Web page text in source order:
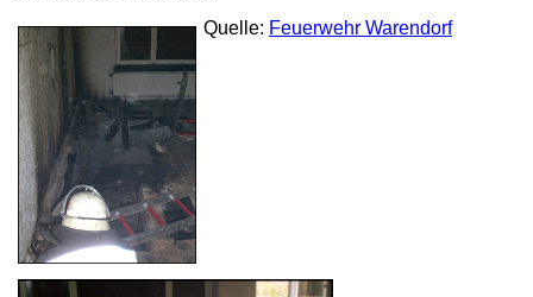
Quelle: Feuerwehr Warendorf